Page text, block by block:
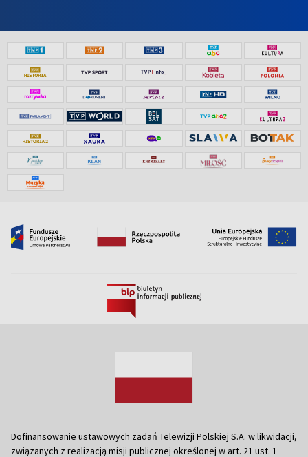
Dofinansowanie ustawowych zadań Telewizji Polskiej S.A. w likwidacji,
związanych z realizacją misji publicznej określonej w art. 21 ust. 1